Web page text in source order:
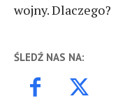
wojny. Dlaczego?
ŚLEDŹ NAS NA: